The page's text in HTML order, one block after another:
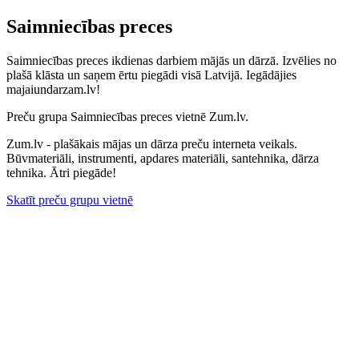
Saimniecības preces
Saimniecības preces ikdienas darbiem mājās un dārzā. Izvēlies no
plašā klāsta un saņem ērtu piegādi visā Latvijā. Iegādājies
majaiundarzam.lv!
Preču grupa Saimniecības preces vietnē Zum.lv.
Zum.lv - plašākais mājas un dārza preču interneta veikals.
Būvmateriāli, instrumenti, apdares materiāli, santehnika, dārza
tehnika. Ātri piegāde!
Skatīt preču grupu vietnē